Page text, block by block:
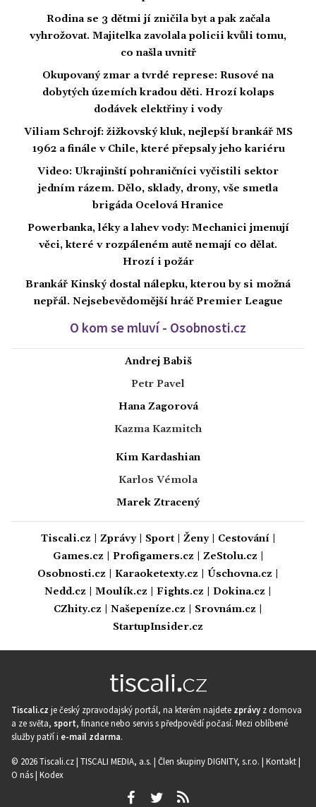
Rodina se 3 dětmi jí zničila byt a pak začala
vyhrožovat. Majitelka zavolala policii kvůli tomu,
co našla uvnitř
Okupovaný zmar a tvrdé represe: Rusové na
dobytých územích kradou děti. Hrozí kolaps
dodávek elektřiny i vody
Viliam Schrojf: žižkovský kluk, nejlepší brankář MS
1962 a finále v Chile, které přepsaly jeho kariéru
Video: Ukrajinští pohraničníci vyčistili sektor
jedním rázem. Dělo, sklady, drony, vše smetla
brigáda Ocelová Hranice
Powerbanka, léky a lahev vody: Mechanici jmenují
věci, které v rozpáleném autě nemají co dělat.
Hrozí i požár
Brankář Kinský dostal nálepku, kterou by si možná
nepřál. Nejsebevědomější hráč Premier League
O kom se mluví - Osobnosti.cz
Andrej Babiš
Petr Pavel
Hana Zagorová
Kazma Kazmitch
Kim Kardashian
Karlos Vémola
Marek Ztracený
Tiscali.cz Zprávy| Sport| Ženy| Cestování|
Games.cz
Profigamers.cz ZeStolu.cz
Osobnosti.cz
Karaoketexty.cz Úschovna.cz
Nedd.cz
Moulík.cz Fights.cz Dokina.cz
CZhity.cz
Našepeníze.cz Srovnám.cz
StartupInsider.cz
Tiscali.cz je český zpravodajský portál, na kterém najdete zprávy z domova
a ze světa, sport, finance nebo servis s předpovědí počasí. Mezi oblíbené
služby patří i e-mail zdarma.
© 2026 Tiscali.cz | TISCALI MEDIA, a.s. | Člen skupiny DIGNITY, s.r.o. | Kontakt|
O nás| Kodex